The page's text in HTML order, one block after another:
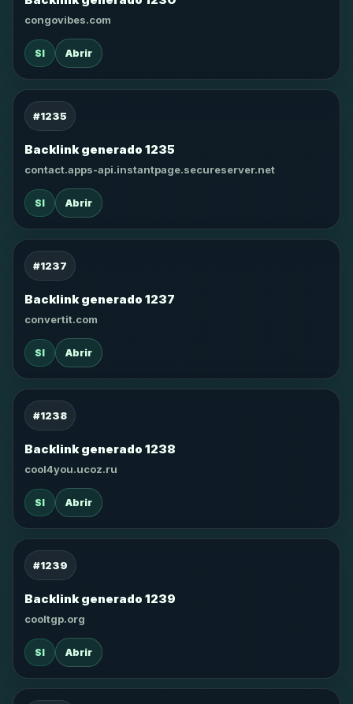
congovibes.com
SI Abrir
#1235
Backlink generado 1235
contact.apps-api.instantpage.secureserver.net
SI Abrir
#1237
Backlink generado 1237
convertit.com
SI Abrir
#1238
Backlink generado 1238
cool4you.ucoz.ru
SI Abrir
#1239
Backlink generado 1239
cooltgp.org
SI Abrir